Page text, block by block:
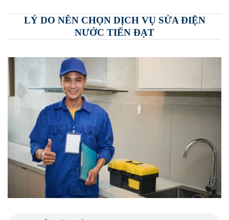
LÝ DO NÊN CHỌN DỊCH VỤ SỬA ĐIỆN
NƯỚC TIẾN ĐẠT